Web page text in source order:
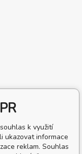
k využití
ukazovat informace
reklam. Souhlas